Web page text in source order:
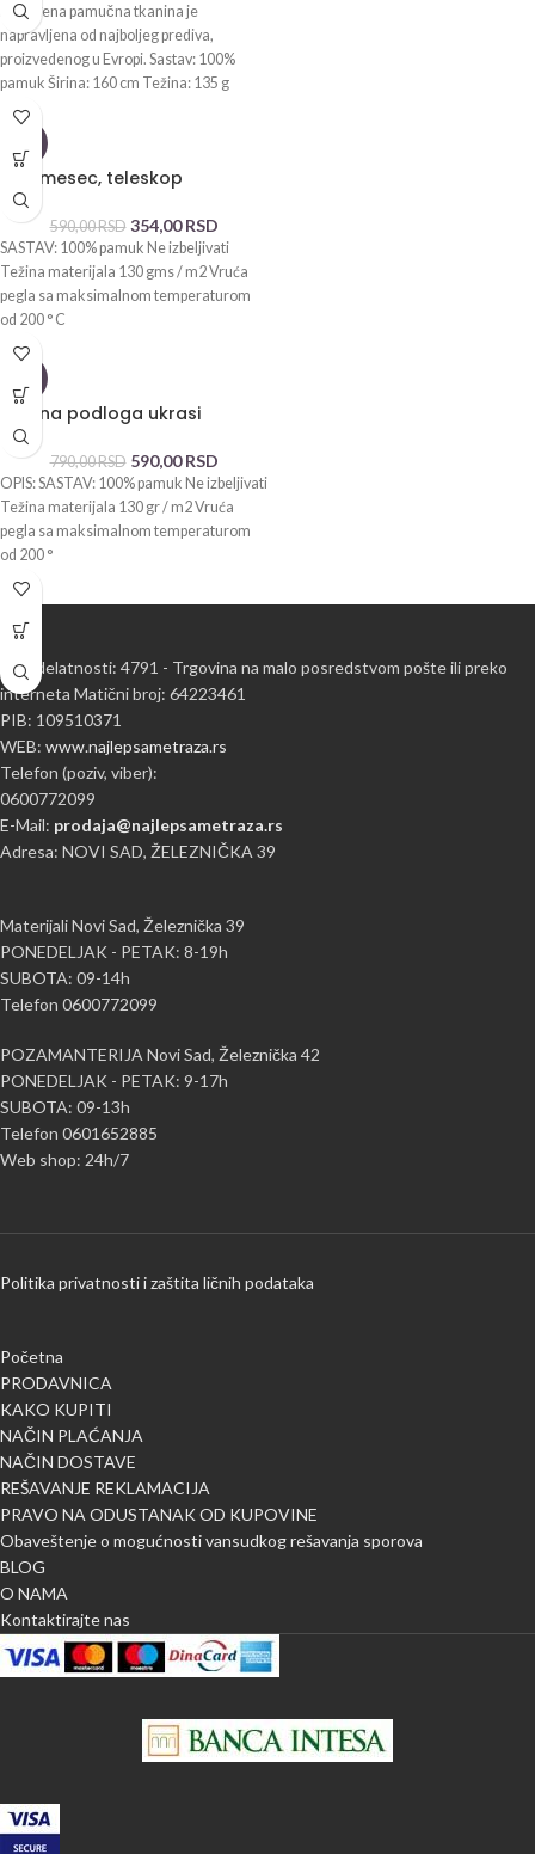
Ponuđena pamučna tkanina je
napravljena od najboljeg prediva,
proizvedenog u Evropi. Sastav: 100%
pamuk Širina: 160 cm Težina: 135 g
Miš i mesec, teleskop
590,00RSD 354,00RSD
SASTAV: 100% pamuk Ne izbeljivati
Težina materijala 130 gms / m2 Vruća
pegla sa maksimalnom temperaturom
od 200 ° C
Tamna podloga ukrasi
790,00RSD 590,00RSD
OPIS: SASTAV: 100% pamuk Ne izbeljivati
Težina materijala 130 gr / m2 Vruća
pegla sa maksimalnom temperaturom
od 200 °
Šifra delatnosti: 4791 - Trgovina na malo posredstvom pošte ili preko
interneta Matični broj: 64223461
PIB: 109510371
WEB: www.najlepsametraza.rs
Telefon (poziv, viber):
0600772099
E-Mail: prodaja@najlepsametraza.rs
Adresa: NOVI SAD, ŽELEZNIČKA 39
Materijali Novi Sad, Železnička 39
PONEDELJAK - PETAK: 8-19h
SUBOTA: 09-14h
Telefon 0600772099
POZAMANTERIJA Novi Sad, Železnička 42
PONEDELJAK - PETAK: 9-17h
SUBOTA: 09-13h
Telefon 0601652885
Web shop: 24h/7
Politika privatnosti i zaštita ličnih podataka
Početna
PRODAVNICA
KAKO KUPITI
NAČIN PLAĆANJA
NAČIN DOSTAVE
REŠAVANJE REKLAMACIJA
PRAVO NA ODUSTANAK OD KUPOVINE
Obaveštenje o mogućnosti vansudkog rešavanja sporova
BLOG
O NAMA
Kontaktirajte nas